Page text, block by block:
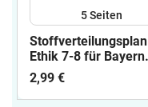
5Seiten
Stoffverteilungsplan
Ethik 7-8 für Bayern
nach Schulbuch
2,99 €